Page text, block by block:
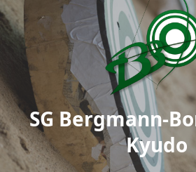
SG Bergmann-
Kyudo